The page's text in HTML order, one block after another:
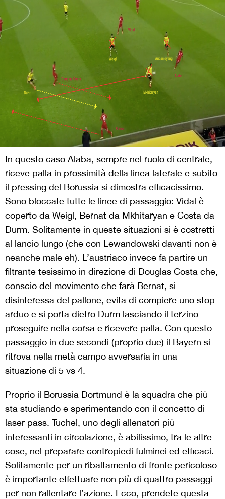
In questo caso Alaba, sempre nel ruolo di centrale,
riceve palla in prossimità della linea laterale e subito
il pressing del Borussia si dimostra efficacissimo.
Sono bloccate tutte le linee di passaggio: Vidal è
coperto da Weigl, Bernat da Mkhitaryan e Costa da
Durm. Solitamente in queste situazioni si è costretti
al lancio lungo (che con Lewandowski davanti non è
neanche male eh). L’austriaco invece fa partire un
filtrante tesissimo in direzione di Douglas Costa che,
conscio del movimento che farà Bernat, si
disinteressa del pallone, evita di compiere uno stop
arduo e si porta dietro Durm lasciando il terzino
proseguire nella corsa e ricevere palla. Con questo
passaggio in due secondi (proprio due) il Bayern si
ritrova nella metà campo avversaria in una
situazione di 5 vs 4.
Proprio il Borussia Dortmund è la squadra che più
sta studiando e sperimentando con il concetto di
laser pass. Tuchel, uno degli allenatori più
interessanti in circolazione, è abilissimo, tra le altre
cose, nel preparare contropiedi fulminei ed efficaci.
Solitamente per un ribaltamento di fronte pericoloso
è importante effettuare non più di quattro passaggi
per non rallentare l’azione. Ecco, prendete questa